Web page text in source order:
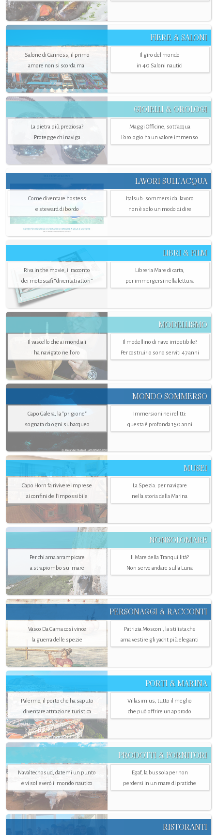
FIERE & SALONI
Salone di Canness, il primo
amore non si scorda mai
Il giro del mondo
in 40 Saloni nautici
GIOIELLI & OROLOGI
La pietra più preziosa?
Protegge chi naviga
Maggi Officine, sott’acqua
l'orologio ha un valore immenso
LAVORI SULL’ACQUA
Come diventare hostess
e steward di bordo
Italsub: sommersi dal lavoro
non è solo un modo di dire
LIBRI & FILM
Riva in the movie, il racconto
dei motoscafi “diventati attori”
Libreria Mare di carta,
per immergersi nella lettura
MODELLISMO
Il vascello che ai mondiali
ha navigato nell’oro
Il modellino di nave irripetibile?
Per costruirlo sono serviti 47 anni
MONDO SOMMERSO
Capo Galera, la "prigione"
sognata da ogni subacqueo
Immersioni nei relitti:
questa è profonda 150 anni
MUSEI
Capo Horn fa rivivere imprese
ai confini dell’impossibile
La Spezia. per navigare
nella storia della Marina
NONSOLOMARE
Per chi ama arrampicare
a strapiombo sul mare
Il Mare della Tranquillità?
Non serve andare sulla Luna
PERSONAGGI & RACCONTI
Vasco Da Gama così vince
la guerra delle spezie
Patrizia Mosconi, la stilista che
ama vestire gli yacht più eleganti
PORTI & MARINA
Palermo, il porto che ha saputo
diventare attrazione turistica
Villasimius, tutto il meglio
che può offrire un approdo
PRODOTTI & FORNITORI
Navaltecnosud, datemi un punto
e vi solleverò il mondo nautico
Egaf, la bussola per non
perdersi in un mare di pratiche
RISTORANTI